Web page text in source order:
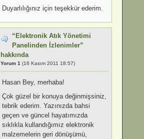
Duyarlılığınız için teşekkür ederim.
“Elektronik Atık Yönetimi
Panelinden İzlenimler”
hakkında
Yorum 1 (16 Kasım 2011 18:57)
Hasan Bey, merhaba!
Çok güzel bir konuya değinmişsiniz,
tebrik ederim. Yazınızda bahsi
geçen ve güncel hayatımızda
sıklıkla kullandığımız elektronik
malzemelerin geri dönüşümü,